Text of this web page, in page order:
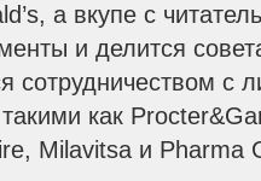
а вкупе с
и делится
сотрудничеством с
как
Milavitsa и Pharma